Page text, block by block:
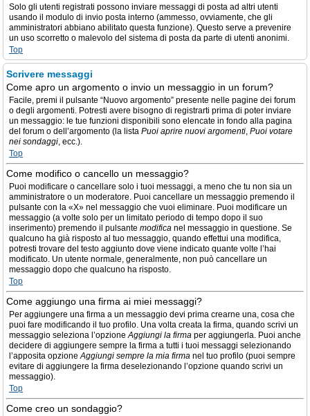
Solo gli utenti registrati possono inviare messaggi di posta ad altri utenti
usando il modulo di invio posta interno (ammesso, ovviamente, che gli
amministratori abbiano abilitato questa funzione). Questo serve a prevenire
un uso scorretto o malevolo del sistema di posta da parte di utenti anonimi.
Top
Scrivere messaggi
Come apro un argomento o invio un messaggio in un forum?
Facile, premi il pulsante “Nuovo argomento” presente nelle pagine dei forum
o degli argomenti. Potresti avere bisogno di registrarti prima di poter inviare
un messaggio: le tue funzioni disponibili sono elencate in fondo alla pagina
del forum o dell’argomento (la lista Puoi aprire nuovi argomenti, Puoi votare
nei sondaggi, ecc.).
Top
Come modifico o cancello un messaggio?
Puoi modificare o cancellare solo i tuoi messaggi, a meno che tu non sia un
amministratore o un moderatore. Puoi cancellare un messaggio premendo il
pulsante con la «X» nel messaggio che vuoi eliminare. Puoi modificare un
messaggio (a volte solo per un limitato periodo di tempo dopo il suo
inserimento) premendo il pulsante modifica nel messaggio in questione. Se
qualcuno ha già risposto al tuo messaggio, quando effettui una modifica,
potresti trovare del testo aggiunto dove viene indicato quante volte l’hai
modificato. Un utente normale, generalmente, non può cancellare un
messaggio dopo che qualcuno ha risposto.
Top
Come aggiungo una firma ai miei messaggi?
Per aggiungere una firma a un messaggio devi prima crearne una, cosa che
puoi fare modificando il tuo profilo. Una volta creata la firma, quando scrivi un
messaggio seleziona l’opzioneAggiungi la firma per aggiungerla. Puoi anche
decidere di aggiungere sempre la firma a tutti i tuoi messaggi selezionando
l’apposita opzioneAggiungi sempre la mia firma nel tuo profilo (puoi sempre
evitare di aggiungere la firma deselezionando l’opzione quando scrivi un
messaggio).
Top
Come creo un sondaggio?